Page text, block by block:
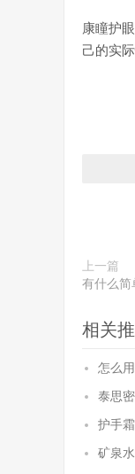
康瞳护
己的实
上一篇
有什么简
相关
怎么
泰思
护手
矿泉